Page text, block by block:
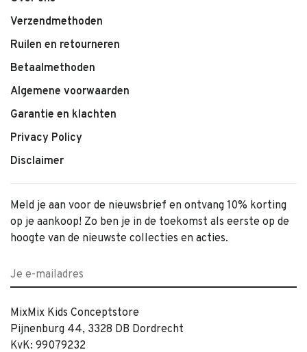
Verzendmethoden
Ruilen en retourneren
Betaalmethoden
Algemene voorwaarden
Garantie en klachten
Privacy Policy
Disclaimer
Meld je aan voor de nieuwsbrief en ontvang 10% korting
op je aankoop! Zo ben je in de toekomst als eerste op de
hoogte van de nieuwste collecties en acties.
MixMix Kids Conceptstore
Pijnenburg 44, 3328 DB Dordrecht
KvK: 99079232